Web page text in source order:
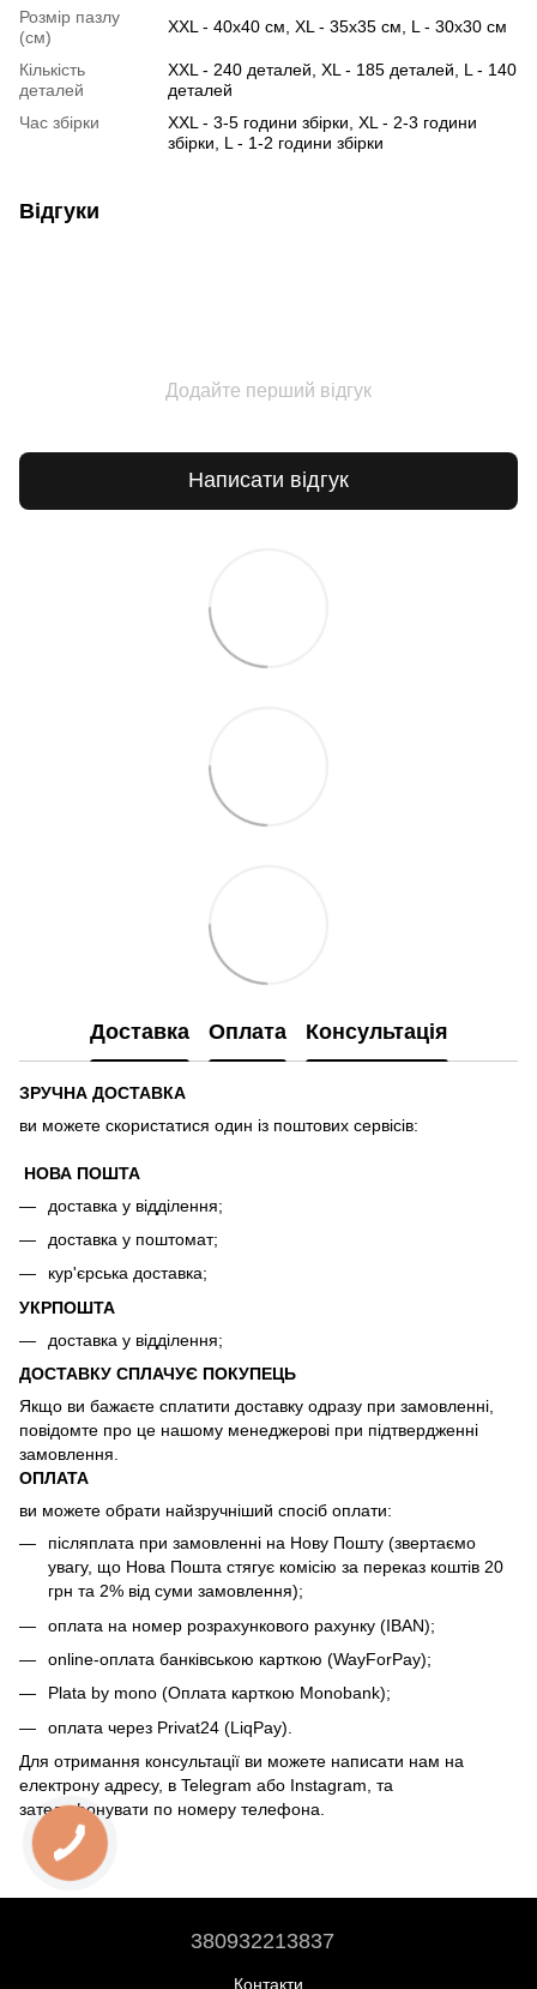
Розмір пазлу
(см)
XXL - 40х40 см, XL - 35х35 см, L - 30х30 см
Кількість
деталей
XXL - 240 деталей, XL - 185 деталей, L - 140
деталей
Час збірки
XXL - 3-5 години збірки, XL - 2-3 години
збірки, L - 1-2 години збірки
Відгуки
Додайте перший відгук
Написати відгук
Доставка Оплата Консультація
ЗРУЧНА ДОСТАВКА
ви можете скористатися один із поштових сервісів:
НОВА ПОШТА
доставка у відділення;
доставка у поштомат;
кур'єрська доставка;
УКРПОШТА
доставка у відділення;
ДОСТАВКУ СПЛАЧУЄ ПОКУПЕЦЬ
Якщо ви бажаєте сплатити доставку одразу при замовленні,
повідомте про це нашому менеджерові при підтвердженні
замовлення.
ОПЛАТА
ви можете обрати найзручніший спосіб оплати:
післяплата при замовленні на Нову Пошту (звертаємо
увагу, що Нова Пошта стягує комісію за переказ коштів 20
грн та 2% від суми замовлення);
оплата на номер розрахункового рахунку (IBAN);
online-оплата банківською карткою (WayForPay);
Plata by mono (Оплата карткою Monobank);
оплата через Privat24 (LiqPay).
Для отримання консультації ви можете написати нам на
електрону адресу, в Telegram або Instagram, та
зателефонувати по номеру телефона.
380932213837
Контакти